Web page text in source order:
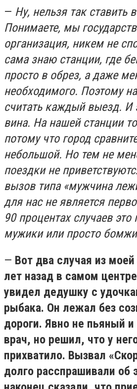
— Ну, нельзя так ставить
Понимаете, мы
организация, никем не
сама знаю станции, где
просто в обрез, а даже
необходимого. Поэтому
считать каждый выезд. И
вина. На нашей станции
потому что город
небольшой. Но тем не
поездки не
вызов типа «мужчина
для нас не является
90 процентах случаев
мужики или просто
— Вот два случая из
лет назад в самом
увидел дедушку с
рыбака. Он лежал без
дороги. Явно не пьяный
врач, но решил, что у
прихватило. Вызвал
долго расспрашивали об